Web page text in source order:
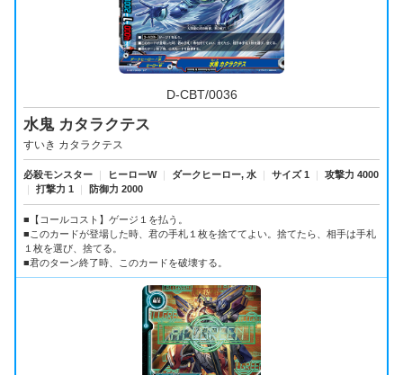
D-CBT/0036
水鬼 カタラクテス
すいき カタラクテス
必殺モンスター ヒーローW ダークヒーロー, 水 サイズ 1
攻撃力 4000
打撃力 1 防御力 2000
■【コールコスト】ゲージ１を払う。
■このカードが登場した時、君の手札１枚を捨ててよい。捨てたら、相手は手札
１枚を選び、捨てる。
■君のターン終了時、このカードを破壊する。